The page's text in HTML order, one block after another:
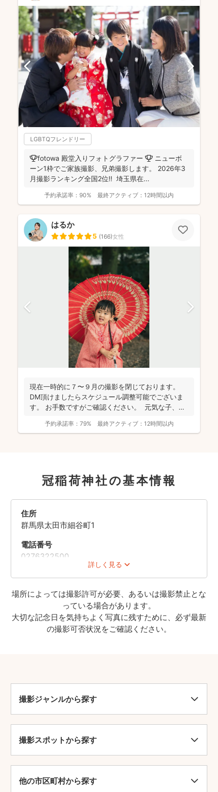
LGBTQフレンドリー
🏆fotowa 殿堂入りフォトグラファー 🏆 ニューボ
ーン1枠でご家族撮影、兄弟撮影します。 2026年3
月撮影ランキング全国2位‼️ 埼玉県在...
予約承諾率： 90% 最終アクティブ： 12時間以内
はるか
5 (166)女性
現在一時的に７〜９月の撮影を閉じております。
DM頂けましたらスケジュール調整可能でございま
す。 お手数ですがご確認ください。 元気な子、人
予約承諾率： 79% 最終アクティブ： 12時間以内
冠稲荷神社の基本情報
詳しく見る
住所
群馬県太田市細谷町1
電話番号
0276322500
時間
無休
あり(300台)
車椅子での入店
可
可
紹介
日本七社に数えられる冠稲荷神社。群馬県の重要
文化財に指定されている本殿や拝殿をはじめ、多
場所によっては撮影許可が必要、あるいは撮影禁止とな
っている場合があります。
大切な記念日を気持ちよく写真に残すために、必ず最新
の撮影可否状況をご確認ください。
撮影ジャンルから探す
撮影スポットから探す
他の市区町村から探す